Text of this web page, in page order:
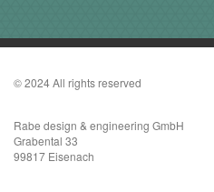
© 2024 All rights reserved
Rabe design & engineering GmbH
Grabental 33
99817 Eisenach